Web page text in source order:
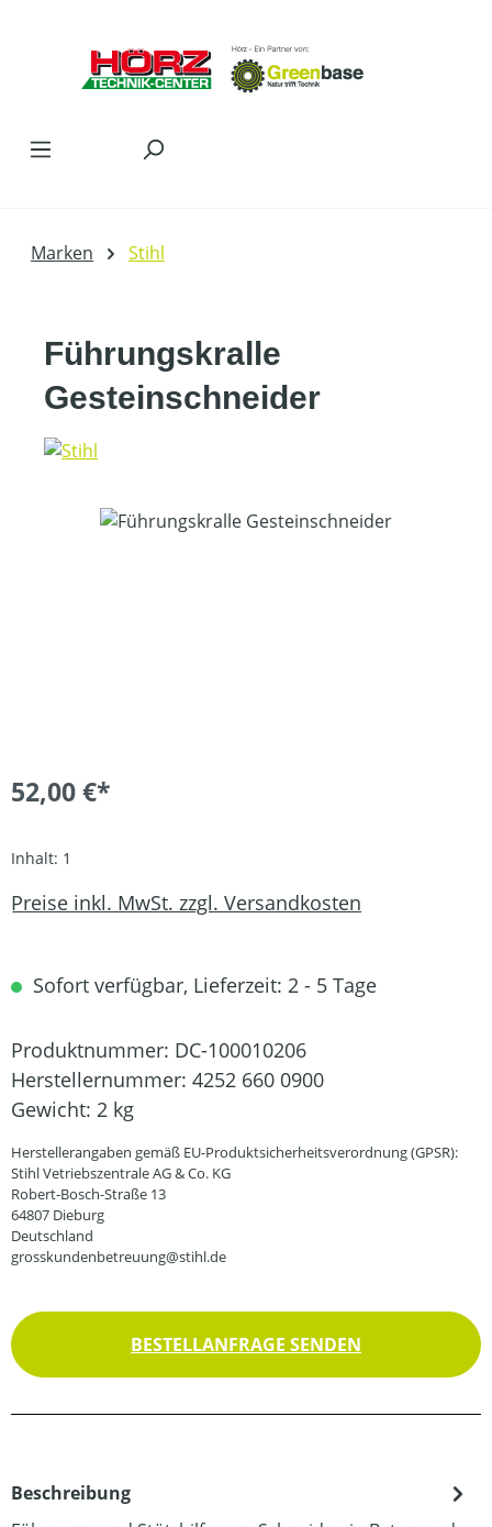
Marken Stihl
Führungskralle
Gesteinschneider
Bildergalerie überspringen
52,00 €*
Inhalt: 1
Preise inkl. MwSt. zzgl. Versandkosten
Sofort verfügbar, Lieferzeit: 2 - 5 Tage
Produktnummer: DC-100010206
Herstellernummer: 4252 660 0900
Gewicht: 2 kg
Herstellerangaben gemäß EU-Produktsicherheitsverordnung (GPSR):
Stihl Vetriebszentrale AG & Co. KG
Robert-Bosch-Straße 13
64807 Dieburg
Deutschland
grosskundenbetreuung@stihl.de
BESTELLANFRAGE SENDEN
Beschreibung